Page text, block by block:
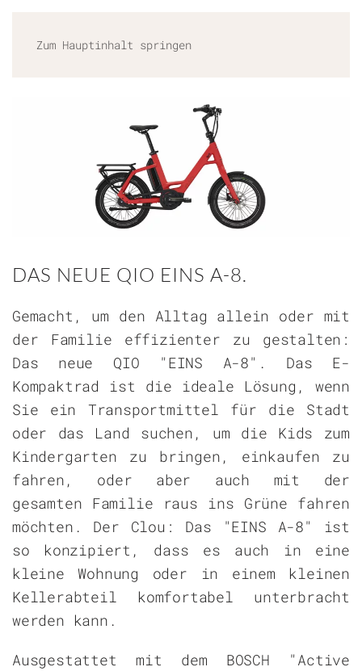
Zum Hauptinhalt springen
DAS NEUE QIO EINS A-8.
Gemacht, um den Alltag allein oder mit
der Familie effizienter zu gestalten:
Das neue QIO "EINS A-8". Das E-
Kompaktrad ist die ideale Lösung, wenn
Sie ein Transportmittel für die Stadt
oder das Land suchen, um die Kids zum
Kindergarten zu bringen, einkaufen zu
fahren, oder aber auch mit der
gesamten Familie raus ins Grüne fahren
möchten. Der Clou: Das "EINS A-8" ist
so konzipiert, dass es auch in eine
kleine Wohnung oder in einem kleinen
Kellerabteil komfortabel unterbracht
werden kann.
Ausgestattet mit dem BOSCH "Active